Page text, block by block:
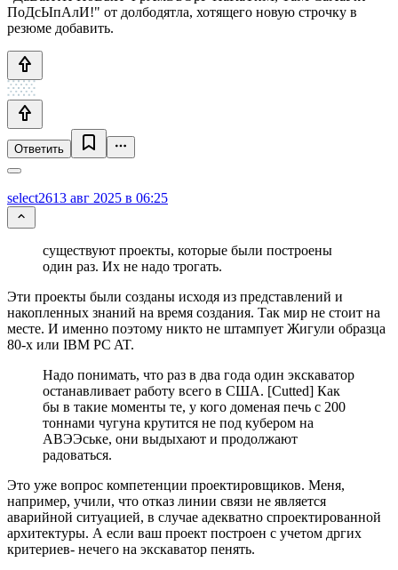
ПоДсЫпАлИ!" от долбодятла, хотящего новую строчку в
резюме добавить.
Ответить
select2613 авг 2025 в 06:25
существуют проекты, которые были построены
один раз. Их не надо трогать.
Эти проекты были созданы исходя из представлений и
накопленных знаний на время создания. Так мир не стоит на
месте. И именно поэтому никто не штампует Жигули образца
80-х или IBM PC AT.
Надо понимать, что раз в два года один экскаватор
останавливает работу всего в США. [Cutted] Как
бы в такие моменты те, у кого доменая печь с 200
тоннами чугуна крутится не под кубером на
АВЭЭське, они выдыхают и продолжают
радоваться.
Это уже вопрос компетенции проектировщиков. Меня,
например, учили, что отказ линии связи не является
аварийной ситуацией, в случае адекватно спроектированной
архитектуры. А если ваш проект построен с учетом дргих
критериев- нечего на экскаватор пенять.